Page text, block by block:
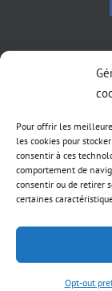
Pour offrir les
les cookies pour
consentir à ces
comportement de
consentir ou de retirer
certaines
Opt-out